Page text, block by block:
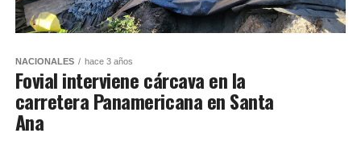
NACIONALES hace 3 años
Fovial interviene cárcava en la
carretera Panamericana en Santa
Ana